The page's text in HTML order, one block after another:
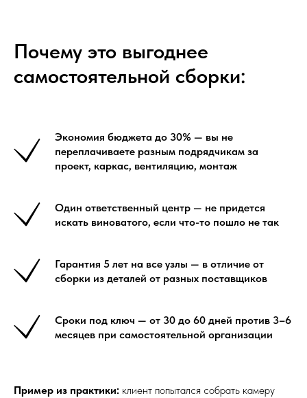
Почему это выгоднее
самостоятельной сборки:
Экономия бюджета до 30% — вы не
переплачиваете разным подрядчикам за
проект, каркас, вентиляцию, монтаж
Один ответственный центр — не придется
искать виноватого, если что-то пошло не так
Гарантия 5 лет на все узлы — в отличие от
сборки из деталей от разных поставщиков
Сроки под ключ — от 30 до 60 дней против 3–6
месяцев при самостоятельной организации
Пример из практики: клиент попытался собрать камеру